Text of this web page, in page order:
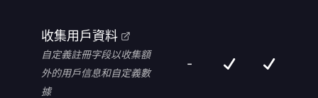
收集用戶資料
自定義註冊字段以收集額
外的用戶信息和自定義數
據
-